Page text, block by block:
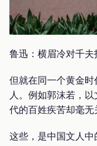
鲁迅：横眉冷对千
但就在同一个黄金
人。例如郭沫若，
代的百姓疾苦却毫无
这些，是中国文人中